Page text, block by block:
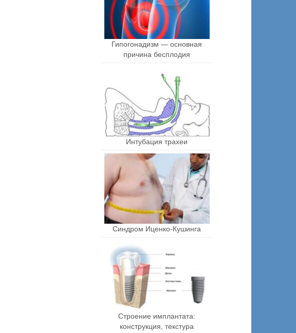
Гипогонадизм — основная
причина бесплодия
Интубация трахеи
Синдром Иценко-Кушинга
Строение имплантата:
конструкция, текстура